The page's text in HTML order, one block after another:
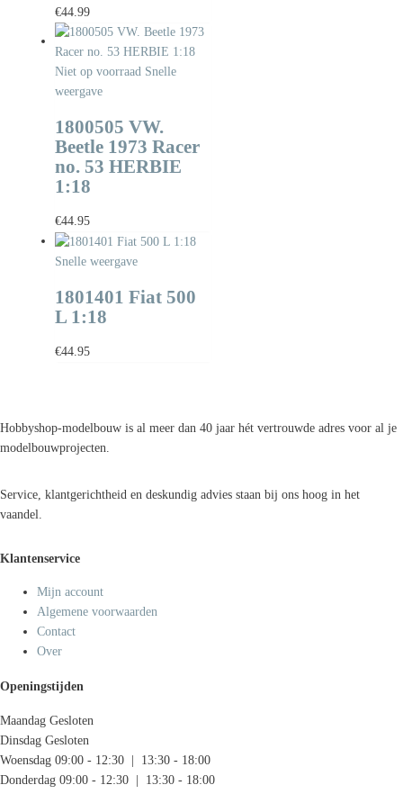
€44.99
Niet op voorraad Snelle
weergave
1800505 VW.
Beetle 1973 Racer
no. 53 HERBIE
1:18
€44.95
Snelle weergave
1801401 Fiat 500
L 1:18
€44.95
Hobbyshop-modelbouw is al meer dan 40 jaar hét vertrouwde adres voor al je
modelbouwprojecten.
Service, klantgerichtheid en deskundig advies staan bij ons hoog in het
vaandel.
Klantenservice
Mijn account
Algemene voorwaarden
Contact
Over
Openingstijden
Maandag Gesloten
Dinsdag Gesloten
Woensdag 09:00 - 12:30 | 13:30 - 18:00
Donderdag 09:00 - 12:30 | 13:30 - 18:00